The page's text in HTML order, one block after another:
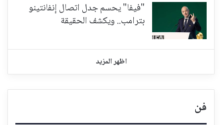
"فيفا" يحسم جدل اتصال إنفانتينو
بترامب.. ويكشف الحقيقة
اظهر المزيد
فن